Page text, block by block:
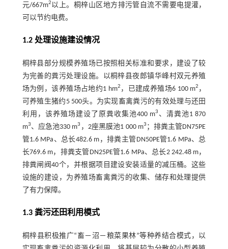
元/667m2以上。桐梓山区地方排污管自流不需要电提灌，
可以节约电费。
1.2 处理设施建设情况
桐梓县部分规模养殖场已按照相关标准和要求，建设了较
为完善的粪污处理设施。以桐梓县夜郎镇华峰村双元养殖
场为例，该养殖场占地约1 hm2 ，已建成养殖场6 100 m2 ，
可养殖生猪约5 500头。为实现畜禽粪污的有效处理与还田
利用，该养殖场建设了原粪收集池400 m3 、清粪池1 870
m3、应急池330 m3 ，2座黑膜池1 000 m3 ；排粪主管DN75PE
管1.6 MPa、总长482.6 m，排粪主管DN50PE管1.6 MPa、总
长769.6 m，排粪支管DN25PE管1.6 MPa、总长2 242.48 m，
排粪闸阀40个，并根据项目建设安装适量的减压桶。这些
设施的建设，为养殖场畜禽粪污的收集、储存和处理提供
了有力保障。
1.3 粪污还田利用模式
桐梓县积极推广“畜－沼－粮菜果林”等种养结合模式，以